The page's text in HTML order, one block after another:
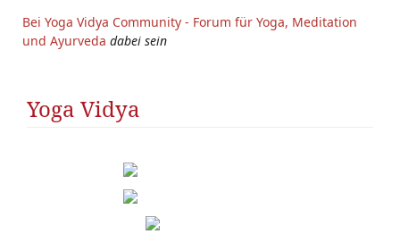
Bei Yoga Vidya Community - Forum für Yoga, Meditation
und Ayurveda dabei sein
Yoga Vidya